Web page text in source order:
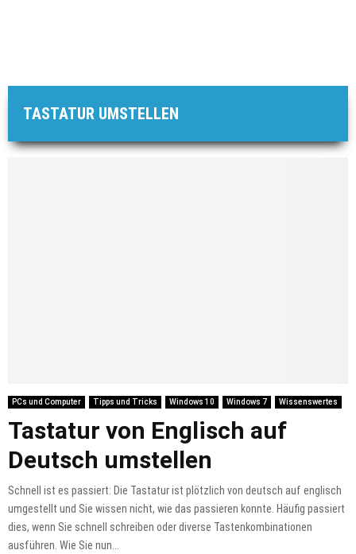
TASTATUR UMSTELLEN
PCs und Computer Tipps und Tricks Windows 10 Windows 7 Wissenswertes
Tastatur von Englisch auf
Deutsch umstellen
Schnell ist es passiert: Die Tastatur ist plötzlich von deutsch auf englisch
umgestellt und Sie wissen nicht, wie das passieren konnte. Häufig passiert
dies, wenn Sie schnell schreiben oder diverse Tastenkombinationen
ausführen. Wie Sie nun...